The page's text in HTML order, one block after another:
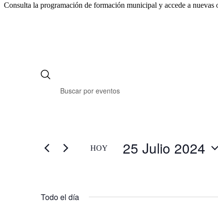
Consulta la programación de formación municipal y accede a nuevas
HOY 25 Julio 2024
Todo el día